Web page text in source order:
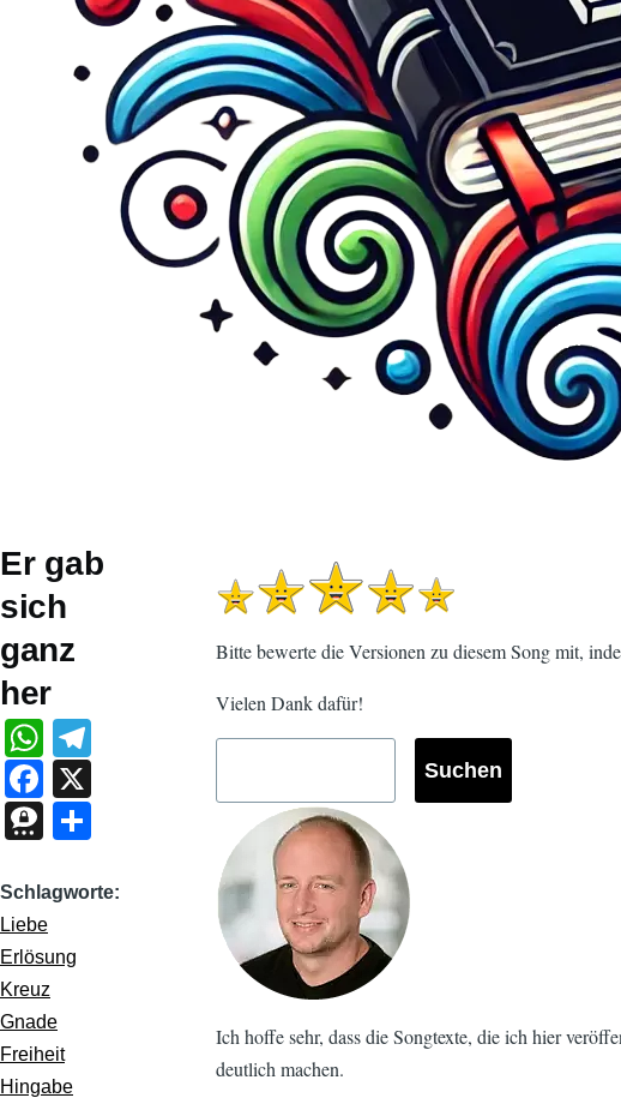
Er gab
sich
ganz
her
W
h
at
s
A
p
p
a
F
a
c
e
b
o
o
k
T
e
e
m
a
ar
Schlagworte
Liebe
Erlösung
Kreuz
Gnade
Freiheit
Hingabe
Bitte bewerte die Versionen zu diesem Song mit,
Vielen Dank dafür!
Ich hoffe sehr, dass die Songtexte, die ich hier
deutlich machen.